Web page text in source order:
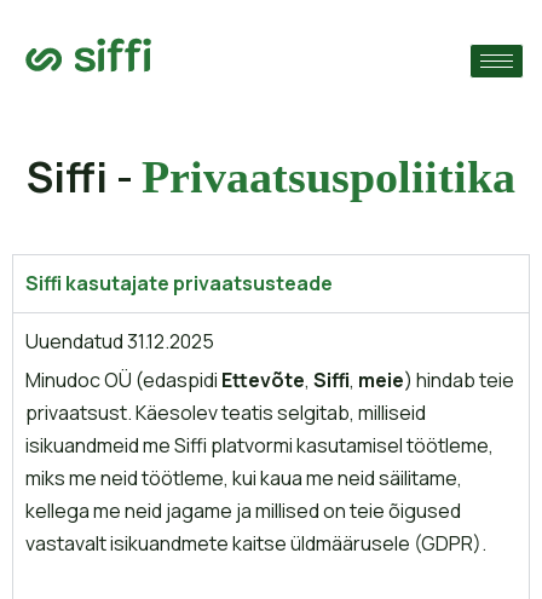
Siffi - Privaatsuspoliitika
Siffi kasutajate privaatsusteade
Uuendatud 31.12.2025
Minudoc OÜ (edaspidi Ettevõte, Siffi, meie) hindab teie
privaatsust. Käesolev teatis selgitab, milliseid
isikuandmeid me Siffi platvormi kasutamisel töötleme,
miks me neid töötleme, kui kaua me neid säilitame,
kellega me neid jagame ja millised on teie õigused
vastavalt isikuandmete kaitse üldmäärusele (GDPR).